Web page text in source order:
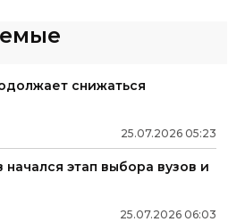
снижаться
25.07.2026 05:23
этап выбора вузов и
25.07.2026 06:03